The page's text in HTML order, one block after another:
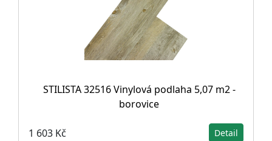
STILISTA 32516 Vinylová podlaha 5,07 m2 -
borovice
1 603 Kč Detail